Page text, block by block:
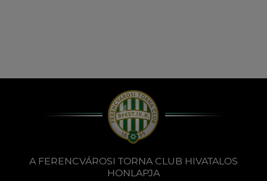
A FERENCVÁROSI TORNA CLUB HIVATALOS
HONLAPJA